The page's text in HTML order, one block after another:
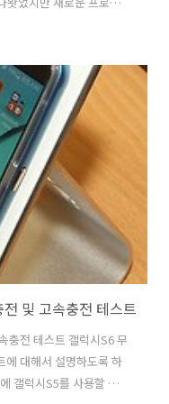
FO001B는 Z3775 아톰
PC처럼 사용할 수 있는
능을 늘리는 것보다 그래
촛점을 맞췄었는데요.
아수..
및 고속충전 테스트
충전 테스트 갤럭시S6 무
에 대해서 설명하도록 하
갤럭시S5를 사용할 때에